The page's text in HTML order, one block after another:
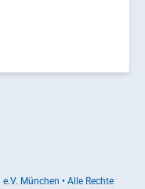
München • Alle Rechte